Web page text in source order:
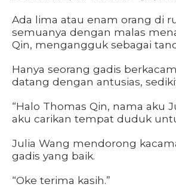
Ada lima atau enam orang di
semuanya dengan malas
Qin, mengangguk sebagai
Hanya seorang gadis
datang dengan antusias,
“Halo Thomas Qin, nama aku
aku carikan tempat duduk
Julia Wang mendorong
gadis yang baik.
“Oke terima kasih.”